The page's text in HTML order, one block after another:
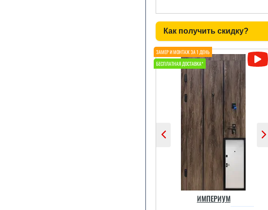
Как получить скидку?
ИМПЕРИУМ